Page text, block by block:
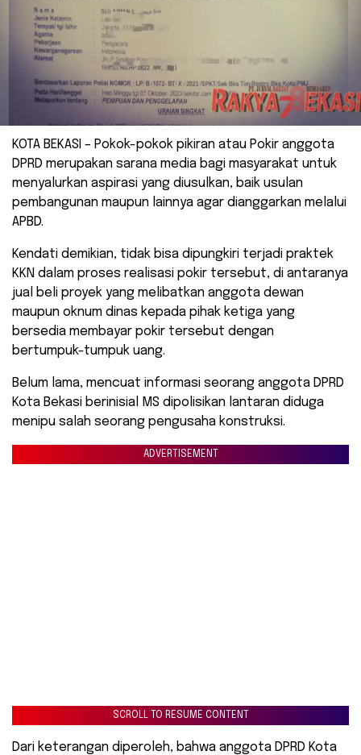
KOTA BEKASI – Pokok-pokok pikiran atau Pokir anggota
DPRD merupakan sarana media bagi masyarakat untuk
menyalurkan aspirasi yang diusulkan, baik usulan
pembangunan maupun lainnya agar dianggarkan melalui
APBD.
Kendati demikian, tidak bisa dipungkiri terjadi praktek
KKN dalam proses realisasi pokir tersebut, di antaranya
jual beli proyek yang melibatkan anggota dewan
maupun oknum dinas kepada pihak ketiga yang
bersedia membayar pokir tersebut dengan
bertumpuk-tumpuk uang.
Belum lama, mencuat informasi seorang anggota DPRD
Kota Bekasi berinisial MS dipolisikan lantaran diduga
menipu salah seorang pengusaha konstruksi.
ADVERTISEMENT
SCROLL TO RESUME CONTENT
Dari keterangan diperoleh, bahwa anggota DPRD Kota